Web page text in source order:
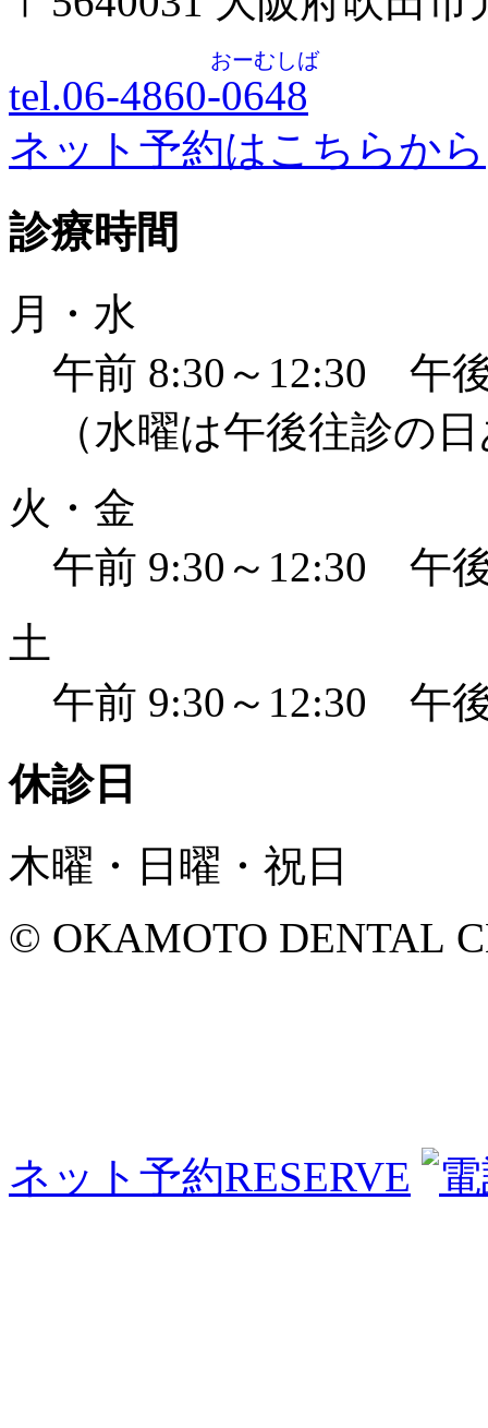
tel.06-4860-0648
おーむしば
ネット予約はこちらから
診療時間
月・水
午前 8:30～12:30 午
（水曜は午後往診の
火・金
午前 9:30～12:30 午
土
午前 9:30～12:30 午
休診日
木曜・日曜・祝日
© OKAMOTO DENTAL
ネット予約RESERVE